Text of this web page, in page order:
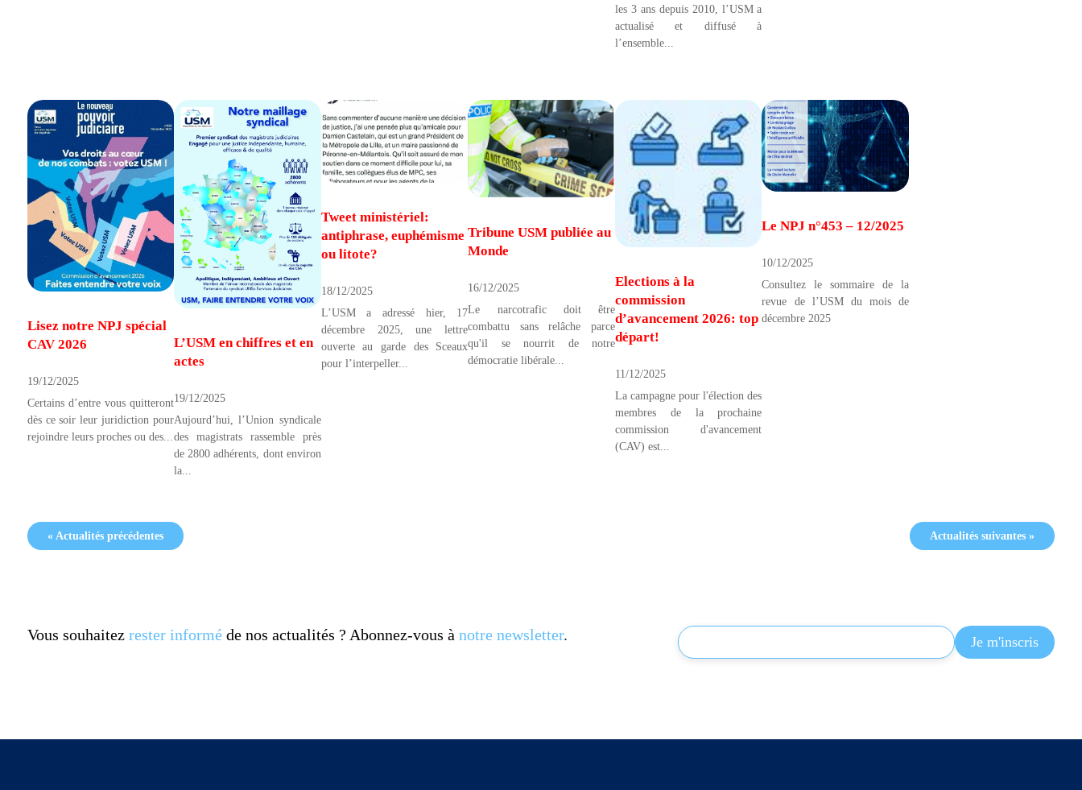
les 3 ans depuis 2010, l’USM a
actualisé et diffusé à
l’ensemble...
Lisez notre NPJ spécial
CAV 2026
19/12/2025
Certains d’entre vous quitteront
dès ce soir leur juridiction pour
rejoindre leurs proches ou des...
L’USM en chiffres et en
actes
19/12/2025
Aujourd’hui, l’Union syndicale
des magistrats rassemble près
de 2800 adhérents, dont environ
la...
Tweet ministériel:
antiphrase, euphémisme
ou litote?
18/12/2025
L’USM a adressé hier, 17
décembre 2025, une lettre
ouverte au garde des Sceaux
pour l’interpeller...
Tribune USM publiée au
Monde
16/12/2025
Le narcotrafic doit être
combattu sans relâche parce
qu'il se nourrit de notre
démocratie libérale...
Elections à la
commission
d’avancement 2026: top
départ!
11/12/2025
La campagne pour l'élection des
membres de la prochaine
commission d'avancement
(CAV) est...
Le NPJ n°453 – 12/2025
10/12/2025
Consultez le sommaire de la
revue de l’USM du mois de
décembre 2025
« Actualités précédentes Actualités suivantes »
Vous souhaitez rester informéde nos actualités ? Abonnez-vous à notre newsletter.